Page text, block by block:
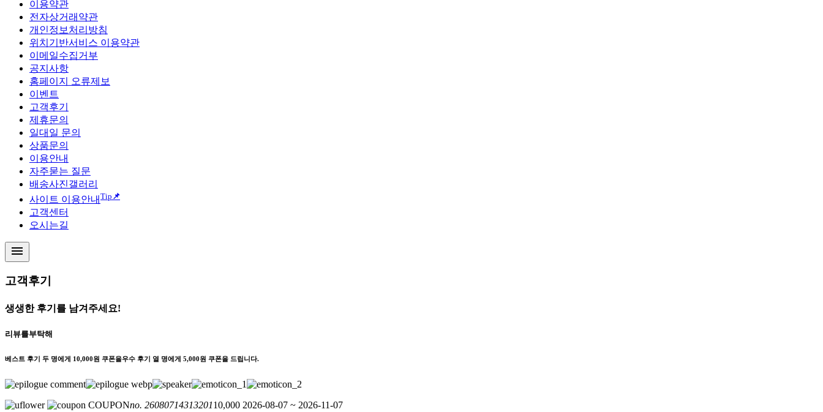
이용약관
전자상거래약관
개인정보처리방침
위치기반서비스 이용약관
이메일수집거부
공지사항
홈페이지 오류제보
이벤트
고객후기
제휴문의
일대일 문의
상품문의
이용안내
자주묻는 질문
배송사진갤러리
사이트 이용안내 Tip 📌
고객센터
오시는길
menu
고객후기
생생한 후기를 남겨주세요!
리뷰를부탁해
베스트 후기 두 명에게 10,000원 쿠폰을우수 후기 열 명에게 5,000원 쿠폰을 드립니다.
COUPONno. 2608071431320110,000 2026-08-07 ~ 2026-11-07